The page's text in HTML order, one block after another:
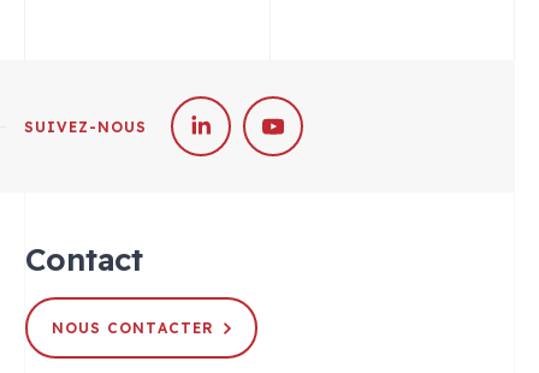
SUIVEZ-NOUS
Contact
NOUS CONTACTER